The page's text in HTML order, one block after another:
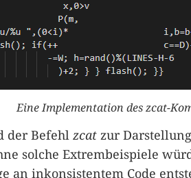
Eine Implementation des zcat-
der Befehl zcat zur
solche Extrembeispiele
an inkonsistentem Code